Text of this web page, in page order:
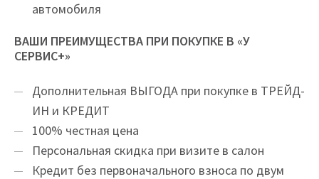
автомобиля
ВАШИ ПРЕИМУЩЕСТВА ПРИ ПОКУПКЕ В «У
СЕРВИС+»
Дополнительная ВЫГОДА при покупке в ТРЕЙД-
ИН и КРЕДИТ
100% честная цена
Персональная скидка при визите в салон
Кредит без первоначального взноса по двум